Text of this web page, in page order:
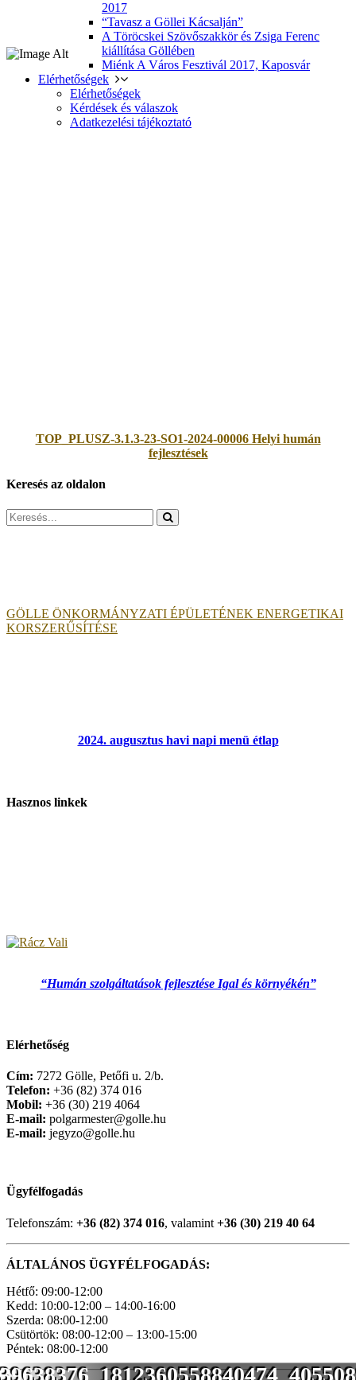
2017
“Tavasz a Göllei Kácsalján”
A Töröcskei Szövőszakkör és Zsiga Ferenc
kiállítása Göllében
Miénk A Város Fesztivál 2017, Kaposvár
Elérhetőségek
Elérhetőségek
Kérdések és válaszok
Adatkezelési tájékoztató
TOP_PLUSZ-3.1.3-23-SO1-2024-00006 Helyi humán
fejlesztések
Keresés az oldalon
Search
for:
GÖLLE ÖNKORMÁNYZATI ÉPÜLETÉNEK ENERGETIKAI
KORSZERŰSÍTÉSE
2024. augusztus havi napi menü étlap
Hasznos linkek
“Humán szolgáltatások fejlesztése Igal és környékén”
Elérhetőség
Cím: 7272 Gölle, Petőfi u. 2/b.
Telefon: +36 (82) 374 016
Mobil: +36 (30) 219 4064
E-mail: polgarmester@golle.hu
E-mail: jegyzo@golle.hu
Ügyfélfogadás
Telefonszám: +36 (82) 374 016, valamint +36 (30) 219 40 64
ÁLTALÁNOS ÜGYFÉLFOGADÁS:
Hétfő: 09:00-12:00
Kedd: 10:00-12:00 – 14:00-16:00
Szerda: 08:00-12:00
Csütörtök: 08:00-12:00 – 13:00-15:00
Péntek: 08:00-12:00